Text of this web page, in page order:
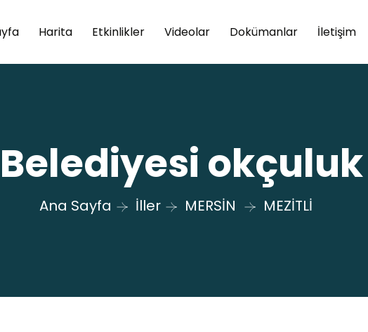
Harita Etkinlikler Videolar Dokümanlar İletişim
Ana Sayfa İller MERSİN MEZİTLİ